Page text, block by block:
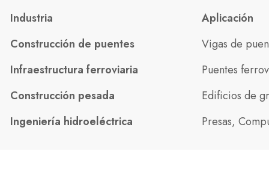
Industria
Aplicación
Construcción de puentes
Vigas de
Infraestructura ferroviaria
Puentes
Construcción pesada
Edificios de
Ingeniería hidroeléctrica
Presas,